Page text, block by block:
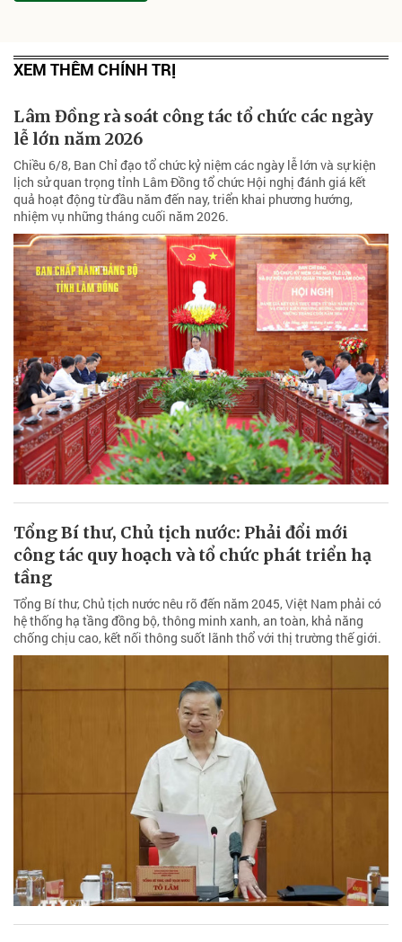
XEM THÊM CHÍNH TRỊ
Lâm Đồng rà soát công tác tổ chức các ngày
lễ lớn năm 2026
Chiều 6/8, Ban Chỉ đạo tổ chức kỷ niệm các ngày lễ lớn và sự kiện
lịch sử quan trọng tỉnh Lâm Đồng tổ chức Hội nghị đánh giá kết
quả hoạt động từ đầu năm đến nay, triển khai phương hướng,
nhiệm vụ những tháng cuối năm 2026.
Tổng Bí thư, Chủ tịch nước: Phải đổi mới
công tác quy hoạch và tổ chức phát triển hạ
tầng
Tổng Bí thư, Chủ tịch nước nêu rõ đến năm 2045, Việt Nam phải có
hệ thống hạ tầng đồng bộ, thông minh xanh, an toàn, khả năng
chống chịu cao, kết nối thông suốt lãnh thổ với thị trường thế giới.